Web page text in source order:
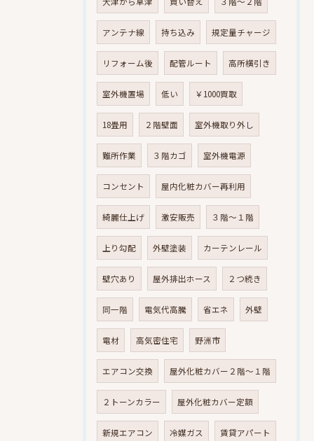
アンテナ線 持ち込み 規定量チャージ
リフォーム後 配管ルート 高所横引き
室外機置場 低い ￥1000買取
18畳用 ２階壁面 室外機取り外し
難所作業 ３階カゴ 室外機電源
コンセント 屋内化粧カバー再利用
綺麗仕上げ 激安販売 ３階～１階
上り勾配 外壁塗装 カーテンレール
壁穴あり 屋外排出ホース ２つ続き
同一階 電気代高騰 省エネ 外壁
電材 高気密住宅 野洲市
エアコン交換 屋外化粧カバー２階～１階
２トーンカラー 屋外化粧カバー定額
新規エアコン 冷媒ガス 賃貸アパート